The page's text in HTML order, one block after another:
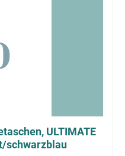
ULTIMATE
schwarzblau